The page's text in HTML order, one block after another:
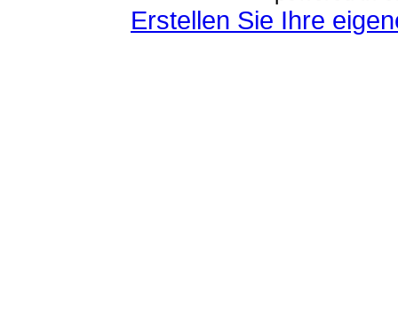
Erstellen Sie Ihre